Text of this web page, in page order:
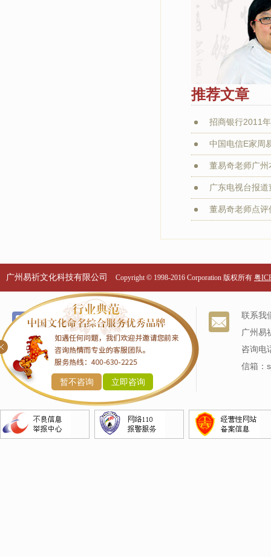
推荐文章
招商银行2011
中国电信E家周
董易奇老师广
广东电视台报
董易奇老师点
广州易祈文化科技有限公司 Copyright © 1998-2016 Corporation 版权所有 粤
暂不咨询 立即咨询
个名服务
改名服务
商标命名
产品命名
企业命名
关于我们
我们的历史
专家阵容
联系我
广州易
咨询电
信箱：